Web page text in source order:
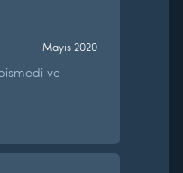
Mayıs 2020
ve